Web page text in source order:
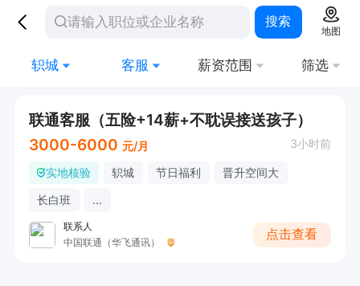
搜索
地图
轵城 客服 薪资范围 筛选
联通客服（五险+14薪+不耽误接送孩子）
3000-6000 元/月 3小时前
实地核验 轵城 节日福利
晋升空间大
长白班
...
联系人
中国联通（华飞通讯）
点击查看